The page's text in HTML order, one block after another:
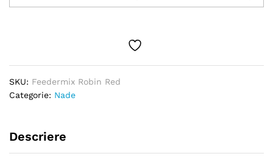
Red
SKU: Feedermix Robin Red
Categorie: Nade
Descriere